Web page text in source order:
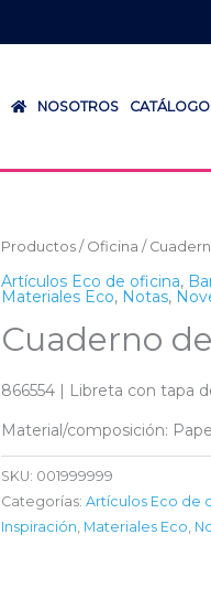
NOSOTROS CATÁLOGO
Productos / Oficina /
Artículos Eco de oficina,
Materiales Eco, Notas,
Cuaderno
866554 | Libreta con tapa
Material/composición:
SKU: 001999999
Categorías: Artículos Eco de
Inspiración, Materiales Eco,